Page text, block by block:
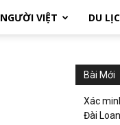
NGƯỜI VIỆT DU
Bài Mới
Xác
Đài Loan